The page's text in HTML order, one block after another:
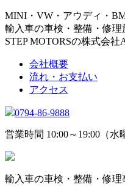
MINI・VW・アウディ・
輸入車の車検・整備・修理
STEP MOTORSの株式会
会社概要
流れ・お支払い
アクセス
0794-86-9888
営業時間 10:00～19:00（水
輸入車の車検・整備・修理